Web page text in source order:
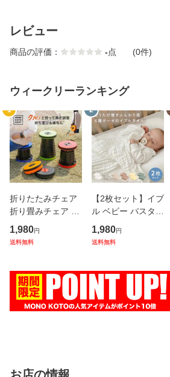
レビュー
商品の評価： -点 (0件)
ウィークリーランキング
1
折りたたみチェア
折り畳みチェア 折
りたたみ 椅子 チェ
アー スツール 軽量
持ち運び 高さ調節
可能
1,980円
送料無料
2
【2枚セット】イブ
ル ベビー バスタオ
ル ガーゼ タオル 6
層 ガーゼケット 赤
みカラー 綿100％
コッ
1,980円
送料無料